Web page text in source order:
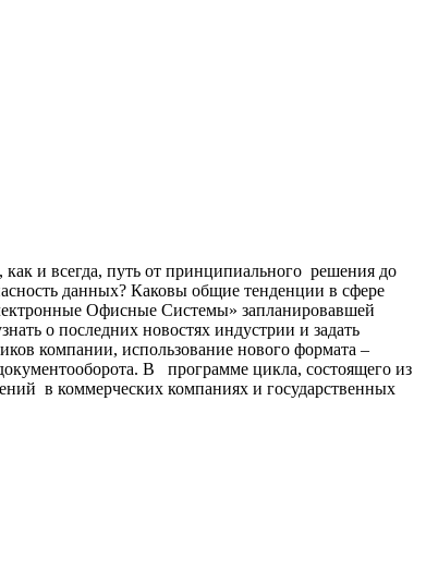
и всегда, путь от принципиального решения до
данных? Каковы общие тенденции в сфере
Офисные Системы» запланировавшей
о последних новостях индустрии и задать
компании, использование нового формата –
В программе цикла, состоящего из
в коммерческих компаниях и государственных